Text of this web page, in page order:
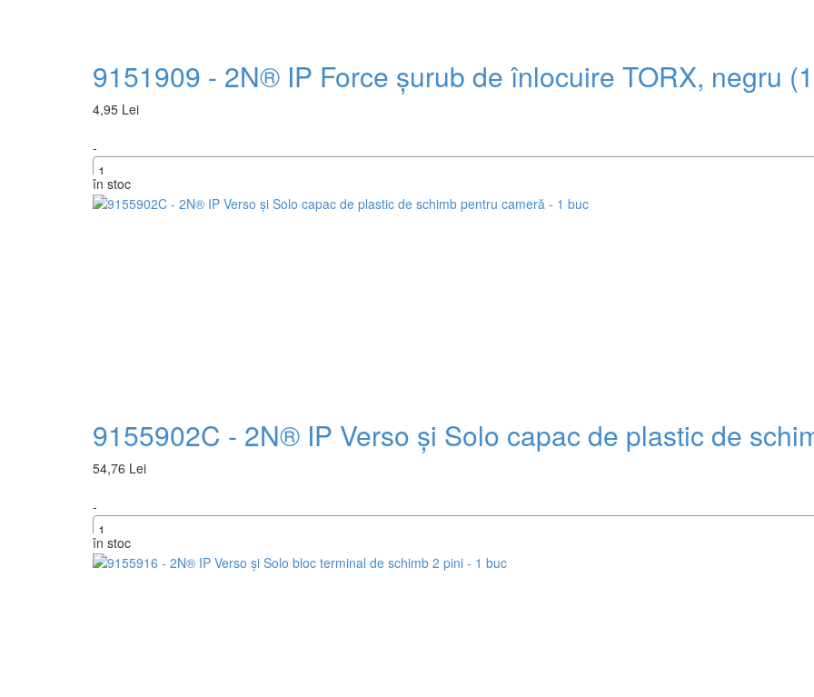
9151909 - 2N® IP Force șurub de înlocuire TORX, negru
4,95 Lei
-
+
în stoc
9155902C - 2N® IP Verso și Solo capac de plastic de
54,76 Lei
-
+
în stoc